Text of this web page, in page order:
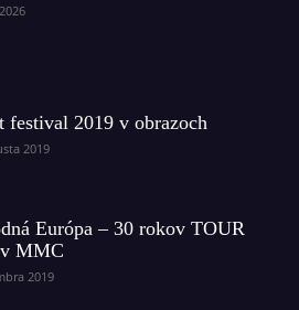
festival 2019 v obrazoch
2019
Európa – 30 rokov TOUR
MMC
2019